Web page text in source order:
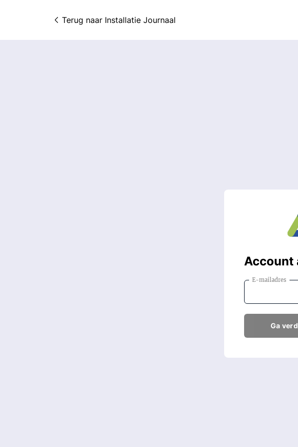
Terug naar Installatie Journaal
Account
E-mailadres
Ga